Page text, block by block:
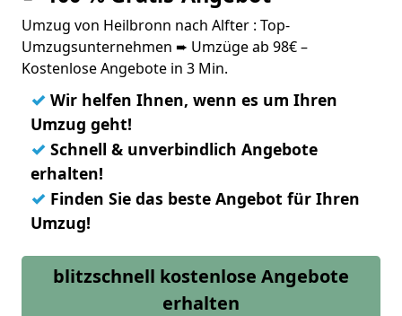
Umzug von Heilbronn nach Alfter : Top-
Umzugsunternehmen ➨ Umzüge ab 98€ –
Kostenlose Angebote in 3 Min.
✓ Wir helfen Ihnen, wenn es um Ihren
Umzug geht!
✓ Schnell & unverbindlich Angebote
erhalten!
✓ Finden Sie das beste Angebot für Ihren
Umzug!
blitzschnell kostenlose Angebote
erhalten